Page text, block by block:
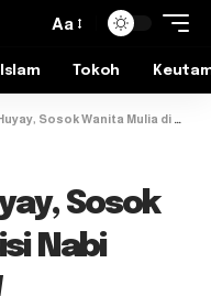
Aa
Tokoh
Wanita Mulia di Sisi Nabi Muhammad SAW
Sosok
Nabi